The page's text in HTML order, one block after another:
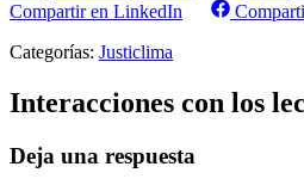
Compartir en LinkedIn
Categorías: Justiclima
Interacciones con los
Deja una respuesta